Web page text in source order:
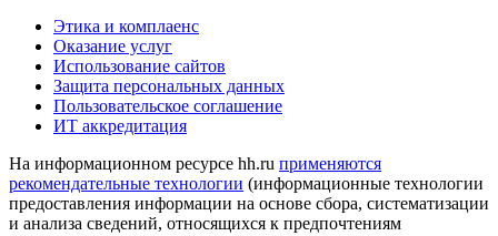
Этика и комплаенс
Оказание услуг
Использование сайтов
Защита персональных данных
Пользовательское соглашение
ИТ аккредитация
На информационном ресурсе hh.ru применяются
рекомендательные технологии (информационные технологии
предоставления информации на основе сбора, систематизации
и анализа сведений, относящихся к предпочтениям